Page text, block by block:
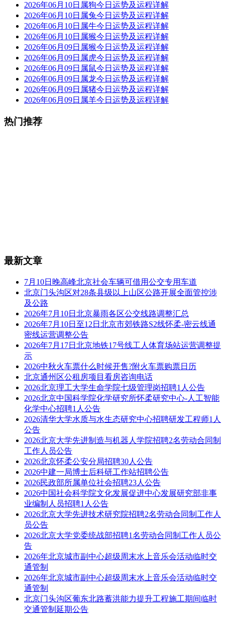
2026年06月10日属狗今日运势及运程详解
2026年06月10日属兔今日运势及运程详解
2026年06月10日属牛今日运势及运程详解
2026年06月10日属猴今日运势及运程详解
2026年06月09日属猴今日运势及运程详解
2026年06月09日属虎今日运势及运程详解
2026年06月09日属鼠今日运势及运程详解
2026年06月09日属龙今日运势及运程详解
2026年06月09日属猪今日运势及运程详解
2026年06月09日属羊今日运势及运程详解
热门推荐
最新文章
7月10日晚高峰北京社会车辆可借用公交专用车道
北京门头沟区对28条县级以上山区公路开展全面管控涉
及公路
2026年7月10日北京暴雨各区公交线路调整汇总
2026年7月10日至12日北京市郊铁路S2线怀柔-密云线通
密线运营调整公告
2026年7月17日北京地铁17号线工人体育场站运营调整提
示
2026中秋火车票什么时候开售?附火车票购票日历
北京通州区公租房项目看房咨询电话
2026北京理工大学生命学院七级管理岗招聘1人公告
2026北京中国科学院化学研究所怀柔研究中心-人工智能
化学中心招聘1人公告
2026清华大学水质与水生态研究中心招聘研发工程师1人
公告
2026北京大学先进制造与机器人学院招聘2名劳动合同制
工作人员公告
2026北京怀柔公安分局招聘30人公告
2026中建一局博士后科研工作站招聘公告
2026民政部所属单位社会招聘23人公告
2026中国社会科学院文化发展促进中心发展研究部非事
业编制人员招聘1人公告
2026北京大学先进技术研究院招聘2名劳动合同制工作人
员公告
2026北京大学党委统战部招聘1名劳动合同制工作人员公
告
2026年北京城市副中心超级周末水上音乐会活动临时交
通管制
2026年北京城市副中心超级周末水上音乐会活动临时交
通管制
北京门头沟区葡东北路蓄洪能力提升工程施工期间临时
交通管制延期公告